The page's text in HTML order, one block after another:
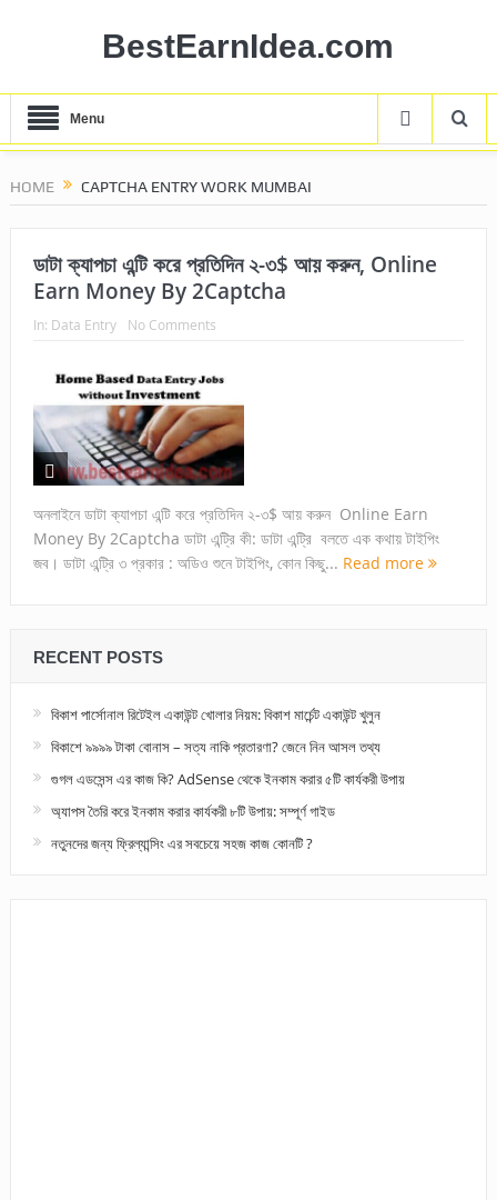
BestEarnIdea.com
Menu
HOME CAPTCHA ENTRY WORK MUMBAI
ডাটা ক্যাপচা এন্টি করে প্রতিদিন ২-৩$ আয় করুন, Online
Earn Money By 2Captcha
In: Data Entry No Comments
অনলাইনে ডাটা ক্যাপচা এন্টি করে প্রতিদিন ২-৩$ আয় করুন Online Earn
Money By 2Captcha ডাটা এন্ট্রি কী: ডাটা এন্ট্রি বলতে এক কথায় টাইপিং
জব। ডাটা এন্ট্রি ৩ প্রকার : অডিও শুনে টাইপিং, কোন কিছু... Read more
RECENT POSTS
বিকাশ পার্সোনাল রিটেইল একাউন্ট খোলার নিয়ম: বিকাশ মার্চেন্ট একাউন্ট খুলুন
বিকাশে ৯৯৯৯ টাকা বোনাস – সত্য নাকি প্রতারণা? জেনে নিন আসল তথ্য
গুগল এডসেন্স এর কাজ কি? AdSense থেকে ইনকাম করার ৫টি কার্যকরী উপায়
অ্যাপস তৈরি করে ইনকাম করার কার্যকরী ৮টি উপায়: সম্পূর্ণ গাইড
নতুনদের জন্য ফ্রিল্যান্সিং এর সবচেয়ে সহজ কাজ কোনটি ?